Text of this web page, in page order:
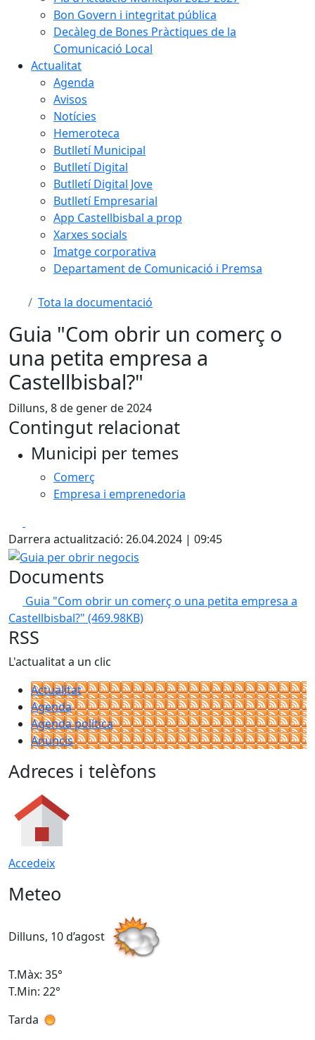
Bon Govern i integritat pública
Decàleg de Bones Pràctiques de la
Comunicació Local
Actualitat
Agenda
Avisos
Notícies
Hemeroteca
Butlletí Municipal
Butlletí Digital
Butlletí Digital Jove
Butlletí Empresarial
App Castellbisbal a prop
Xarxes socials
Imatge corporativa
Departament de Comunicació i Premsa
Tota la documentació
Guia "Com obrir un comerç o
una petita empresa a
Castellbisbal?"
Dilluns, 8 de gener de 2024
Contingut relacionat
Municipi per temes
Comerç
Empresa i emprenedoria
Darrera actualització: 26.04.2024 | 09:45
Guia per obrir negocis
Documents
Guia "Com obrir un comerç o una petita empresa a
Castellbisbal?" (469.98KB)
RSS
L'actualitat a un clic
Actualitat
Agenda
Agenda política
Anuncis
Adreces i telèfons
Accedeix
Meteo
Dilluns, 10 d’agost
T.Màx: 35°
T.Min: 22°
Tarda